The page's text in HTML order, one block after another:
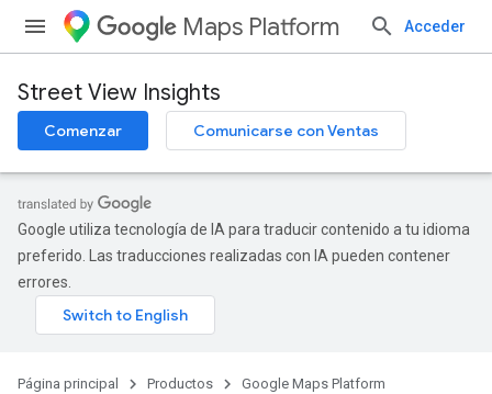
Maps Platform Acceder
Street View Insights
Comenzar Comunicarse con Ventas
Google utiliza tecnología de IA para traducir contenido a tu idioma
preferido. Las traducciones realizadas con IA pueden contener
errores.
Página principal Productos
Google Maps Platform